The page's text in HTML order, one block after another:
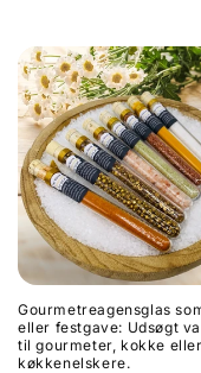
:
Gourmetreagensglas
eller festgave: Udsøgt
til gourmeter, kokke eller
køkkenelskere.